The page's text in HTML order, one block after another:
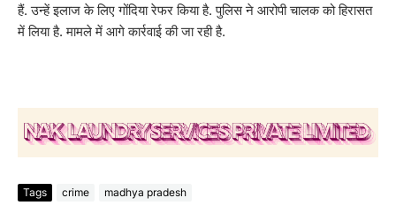
हैं. उन्हें इलाज के लिए गोंदिया रेफर किया है. पुलिस ने आरोपी चालक को हिरासत
में लिया है. मामले में आगे कार्रवाई की जा रही है.
Tags crime madhya pradesh